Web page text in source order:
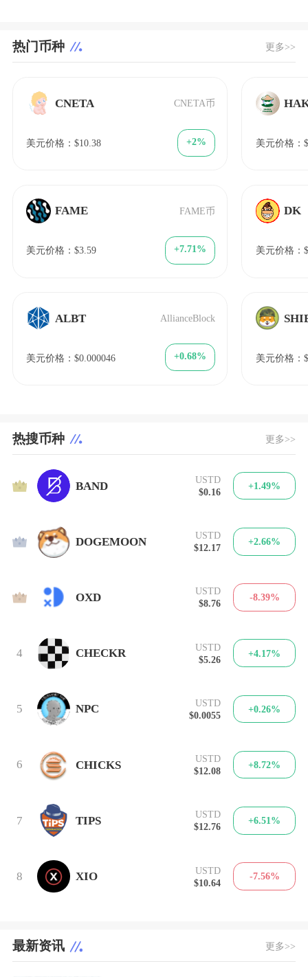
热门币种 更多>>
CNETA CNETA币
美元价格：$10.38 +2%
FAME FAME币
美元价格：$3.59 +7.71%
ALBT AllianceBlock
美元价格：$0.000046 +0.68%
美元价格：
DK
美元价格：
美元价格：
热搜币种 更多>>
1 BAND
USTD
$0.16
+1.49%
2 DOGEMOON
USTD
$12.17
+2.66%
3 OXD
USTD
$8.76
-8.39%
4 CHECKR
USTD
$5.26
+4.17%
5 NPC
USTD
$0.0055
+0.26%
6 CHICKS
USTD
$12.08
+8.72%
7 TIPS
USTD
$12.76
+6.51%
8 XIO
USTD
$10.64
-7.56%
最新资讯 更多>>